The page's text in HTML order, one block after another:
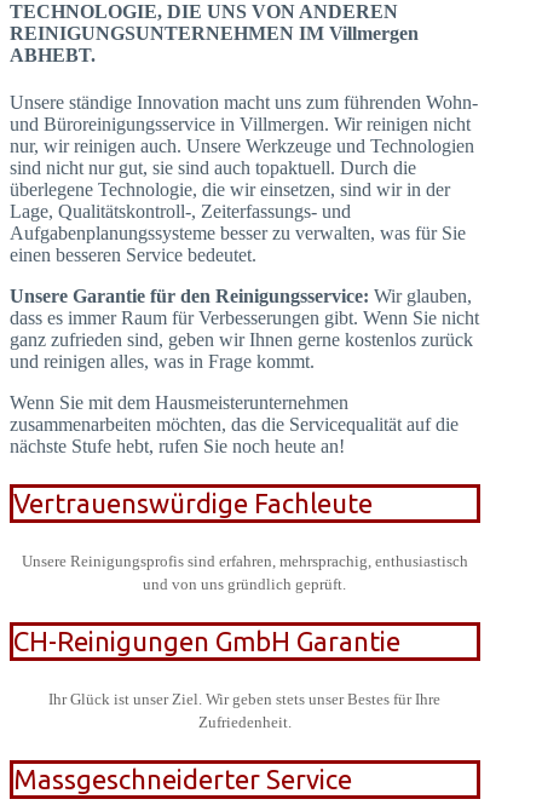
TECHNOLOGIE, DIE UNS VON ANDEREN
REINIGUNGSUNTERNEHMEN IM Villmergen
ABHEBT.
Unsere ständige Innovation macht uns zum führenden Wohn-
und Büroreinigungsservice in Villmergen. Wir reinigen nicht
nur, wir reinigen auch. Unsere Werkzeuge und Technologien
sind nicht nur gut, sie sind auch topaktuell. Durch die
überlegene Technologie, die wir einsetzen, sind wir in der
Lage, Qualitätskontroll-, Zeiterfassungs- und
Aufgabenplanungssysteme besser zu verwalten, was für Sie
einen besseren Service bedeutet.
Unsere Garantie für den Reinigungsservice: Wir glauben,
dass es immer Raum für Verbesserungen gibt. Wenn Sie nicht
ganz zufrieden sind, geben wir Ihnen gerne kostenlos zurück
und reinigen alles, was in Frage kommt.
Wenn Sie mit dem Hausmeisterunternehmen
zusammenarbeiten möchten, das die Servicequalität auf die
nächste Stufe hebt, rufen Sie noch heute an!
Vertrauenswürdige Fachleute
Unsere Reinigungsprofis sind erfahren, mehrsprachig, enthusiastisch
und von uns gründlich geprüft.
CH-Reinigungen GmbH Garantie
Ihr Glück ist unser Ziel. Wir geben stets unser Bestes für Ihre
Zufriedenheit.
Massgeschneiderter Service